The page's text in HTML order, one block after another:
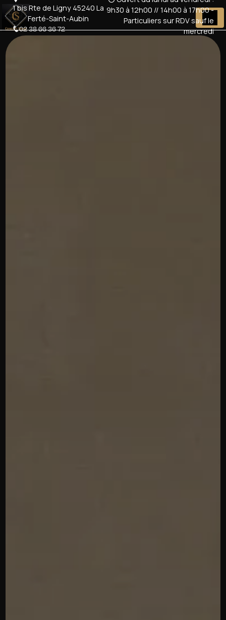
1 bis Rte de Ligny 45240 La
Ferté-Saint-Aubin
02 38 66 36 72
9h30 à 12h00 // 14h00 à 17h00 -
Particuliers sur RDV sauf le
mercredi
Panneau de gestion des cookies